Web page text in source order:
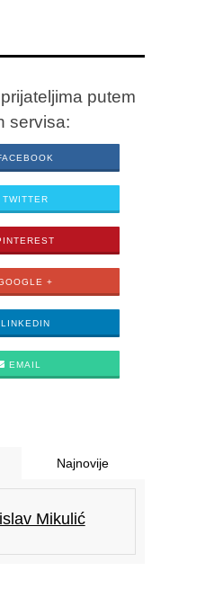
putem
servisa:
TWITTER
+
LINKEDIN
EMAIL
Najnovije
Mikulić